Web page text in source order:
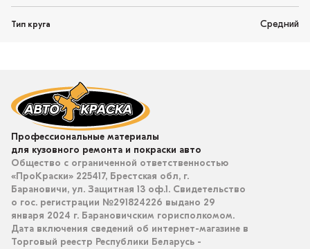
Тип круга Средний
Профессиональные материалы
для кузовного ремонта и покраски авто
Общество с ограниченной ответственностью
«ПроКраски» 225417, Брестская обл, г.
Барановичи, ул. Защитная 13 оф.1. Свидетельство
о гос. регистрации №291824226 выдано 29
января 2024 г. Барановичским горисполкомом.
Дата включения сведений об интернет-магазине в
Торговый реестр Республики Беларусь -